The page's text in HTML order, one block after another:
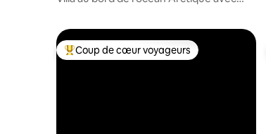
Coup de cœur voyageurs parmi les plus
Coup de cœur voyageurs